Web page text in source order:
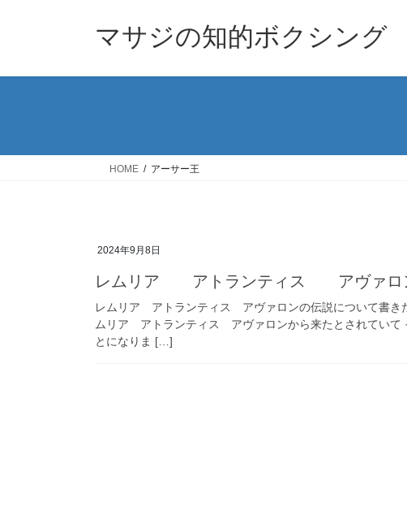
マサジの知的ボクシング
HOME アーサー王
2024年9月8日
レムリア アトランティス アヴァロ
レムリア アトランティス アヴァロンの伝説について書き
ムリア アトランティス アヴァロンから来たとされていて
とになりま […]